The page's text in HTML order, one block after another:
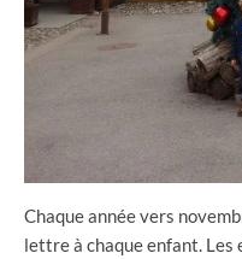
Chaque année vers
lettre à chaque enfant.